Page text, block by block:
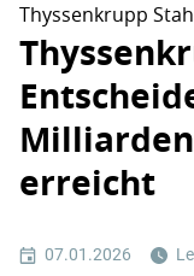
Thyssenkrupp
erreicht
07.01.2026